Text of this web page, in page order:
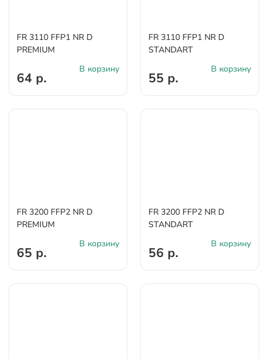
FR 3110 FFP1 NR D
PREMIUM
64 р.
В корзину
FR 3110 FFP1 NR D
STANDART
55 р.
В корзину
FR 3200 FFP2 NR D
PREMIUM
65 р.
В корзину
FR 3200 FFP2 NR D
STANDART
56 р.
В корзину